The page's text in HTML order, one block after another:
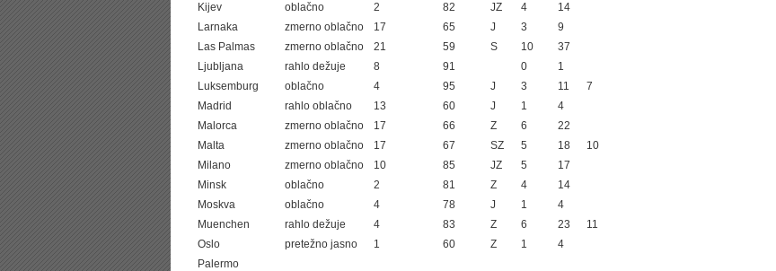
Kijev
oblačno 2 82 JZ 4
14
Larnaka
zmerno oblačno 17 65 J 3
9
Las Palmas
zmerno oblačno 21 59 S 10
37
Ljubljana
rahlo dežuje 8 91 0
1
Luksemburg
oblačno 4 95 J 3 11
7
Madrid
rahlo oblačno 13 60 J 1
4
Malorca
zmerno oblačno 17 66 Z 6
22
Malta
zmerno oblačno 17 67 SZ 5 18
10
Milano
zmerno oblačno 10 85 JZ 5
17
Minsk
oblačno 2 81 Z 4
14
Moskva
oblačno 4 78 J 1
4
Muenchen
rahlo dežuje 4 83 Z 6 23
11
Oslo
pretežno jasno 1 60 Z 1
4
Palermo